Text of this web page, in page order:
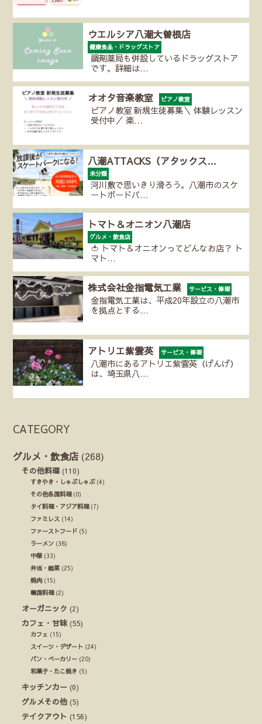
ウエルシア八潮大曽根店
健康食品・ドラッグストア
調剤薬局も併設しているドラッグストア
です。詳細は…
オオタ音楽教室 ピアノ教室
ピアノ教室 新規生徒募集＼ 体験レッスン
受付中／ 楽…
八潮ATTACKS（アタックス…
未分類
河川敷で思いきり滑ろう。八潮市のスケ
ートボードパ…
トマト＆オニオン八潮店
グルメ・飲食店
🍅 トマト＆オニオンってどんなお店？ ト
マト…
株式会社金指電気工業 サービス・修理
金指電気工業は、平成20年設立の八潮市
を拠点とする…
アトリエ紫雲英 サービス・修理
八潮市にあるアトリエ紫雲英（げんげ）
は、埼玉県八…
CATEGORY
グルメ・飲食店 (268)
その他料理 (110)
すきやき・しゃぶしゃぶ(4)
その他各国料理(0)
タイ料理・アジア料理(7)
ファミレス (14)
ファーストフード (5)
ラーメン (36)
中華(33)
弁当・総菜 (25)
焼肉 (15)
韓国料理(2)
オーガニック (2)
カフェ・甘味(55)
カフェ (15)
スイーツ・デザート (24)
パン・ベーカリー (20)
和菓子・たこ焼き (5)
キッチンカー (0)
グルメその他 (5)
テイクアウト (156)